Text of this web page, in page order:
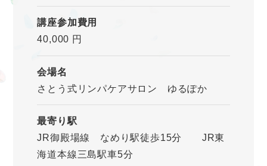
講座参加費用
40,000 円
会場名
さとう式リンパケアサロン ゆるぽか
最寄り駅
JR御殿場線 なめり駅徒歩15分 JR東
海道本線三島駅車5分